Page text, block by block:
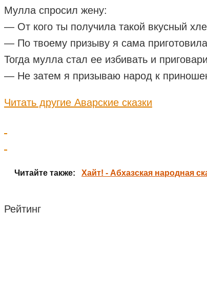
Мулла спросил жену:
— От кого ты получила такой вкусный
— По твоему призыву я сама
Тогда мулла стал ее избивать и
— Не затем я призываю народ к
Читать другие Аварские сказки
Читайте также: Хайт! - Абхазская народная
Рейтинг